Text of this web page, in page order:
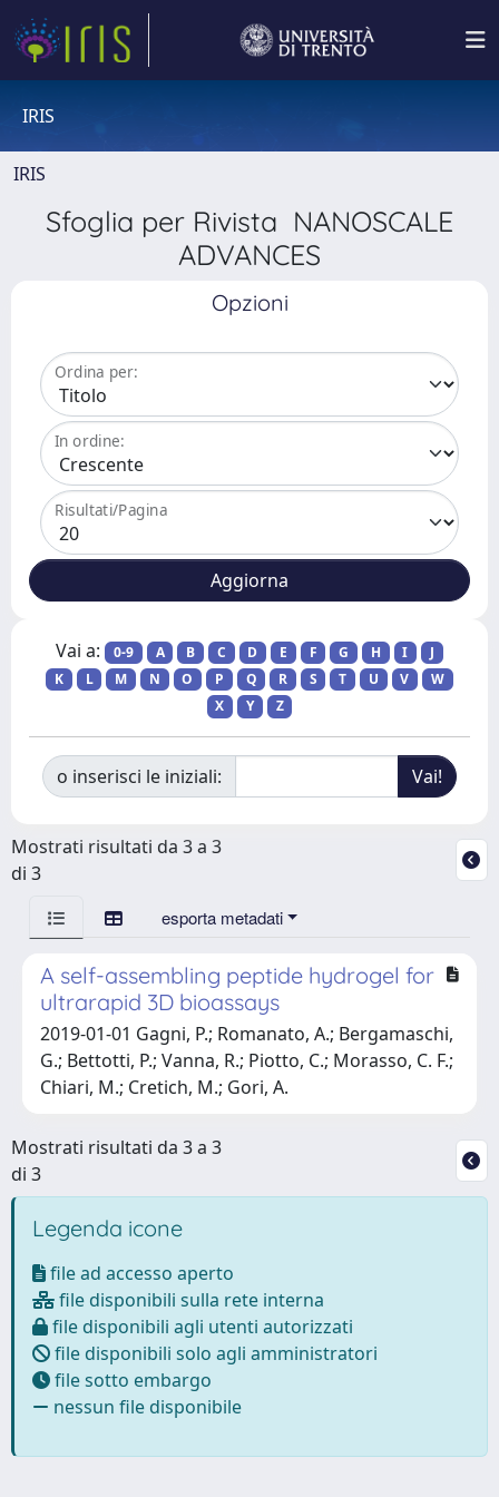
IRIS
IRIS
Sfoglia per Rivista NANOSCALE
ADVANCES
Opzioni
Ordina per:
In ordine:
Risultati/Pagina
Vai a: 0-9 A B C D E F G H I
J
K
L M N O P Q R S T U V
W
X
Y Z
o inserisci le iniziali:
Mostrati risultati da 3 a 3
di 3
esporta metadati
A self-assembling peptide hydrogel for
ultrarapid 3D bioassays
2019-01-01 Gagni, P.; Romanato, A.; Bergamaschi,
G.; Bettotti, P.; Vanna, R.; Piotto, C.; Morasso, C. F.;
Chiari, M.; Cretich, M.; Gori, A.
Mostrati risultati da 3 a 3
di 3
Legenda icone
file ad accesso aperto
file disponibili sulla rete interna
file disponibili agli utenti autorizzati
file disponibili solo agli amministratori
file sotto embargo
nessun file disponibile